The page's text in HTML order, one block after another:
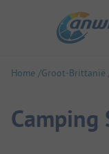
Home Groot-Brittanië
Camping